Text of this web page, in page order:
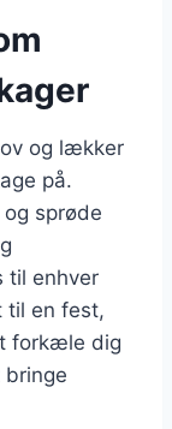
og lækker
på.
sprøde
til enhver
til en fest,
forkæle dig
bringe